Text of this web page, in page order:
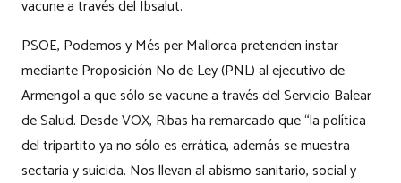
vacune a través del Ibsalut.
PSOE, Podemos y Més per Mallorca pretenden instar
mediante Proposición No de Ley (PNL) al ejecutivo de
Armengol a que sólo se vacune a través del Servicio Balear
de Salud. Desde VOX, Ribas ha remarcado que “la política
del tripartito ya no sólo es errática, además se muestra
sectaria y suicida. Nos llevan al abismo sanitario, social y